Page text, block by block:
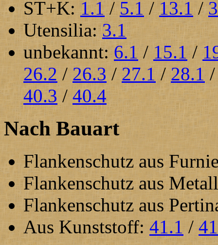
ST+K:1.1/5.1 /13.1/
Utensilia:3.1
unbekannt:6.1/ 15.1 /
26.2 / 26.3 / 27.1/28.1
40.3 /40.4
Nach Bauart
Flankenschutz aus
Flankenschutz aus
Flankenschutz aus
Aus Kunststoff: 41.1 /